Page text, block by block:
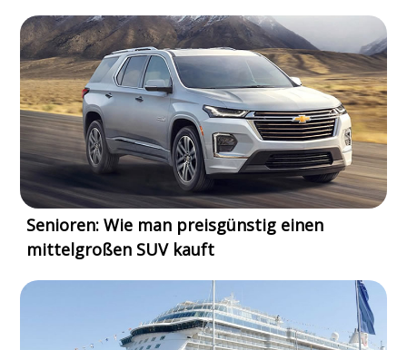
Senioren: Wie man preisgünstig einen
mittelgroßen SUV kauft